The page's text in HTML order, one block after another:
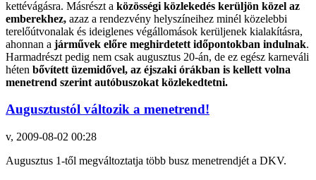
kettévágásra. Másrészt a közösségi közlekedés kerüljön közel az
emberekhez, azaz a rendezvény helyszíneihez minél közelebbi
terelőútvonalak és ideiglenes végállomások kerüljenek kialakításra,
ahonnan a járművek előre meghirdetett időpontokban indulnak.
Harmadrészt pedig nem csak augusztus 20-án, de ez egész karneváli
héten bővített üzemidővel, az éjszaki órákban is kellett volna
menetrend szerint autóbuszokat közlekedtetni.
Augusztustól változik a menetrend!
v, 2009-08-02 00:28
Augusztus 1-től megváltoztatja több busz menetrendjét a DKV.